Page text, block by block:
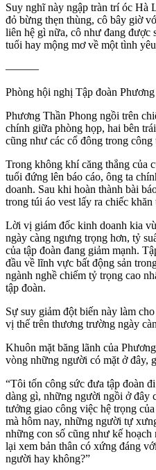
Suy nghĩ này ngập tràn trí óc Hà
đỏ bừng thẹn thùng, cô bây giờ
liên hệ gì nữa, cô như đang được
tuổi hay mộng mơ về một tình
———
Phòng hội nghị Tập đoàn
Phương Thần Phong ngồi trên
chính giữa phòng họp, hai bên
cũng như các cổ đông trong công
Trong không khí căng thẳng của
tuổi đứng lên báo cáo, ông ta
doanh. Sau khi hoàn thành bài
trong túi áo vest lấy ra chiếc
Lời vị giám đốc kinh doanh kia
ngày càng ngưng trọng hơn, tỷ
của tập đoàn đang giảm mạnh.
đầu về lĩnh vực bất động sản
ngành nghề chiếm tỷ trọng cao
tập đoàn.
Sự suy giảm đột biến này làm
vị thế trên thương trường ngày
Khuôn mặt băng lãnh của
vòng những người có mặt ở đây,
“Tôi tốn công sức đưa tập đoàn
dàng gì, những người ngồi ở đây
tưởng giao công việc hệ trọng
mà hôm nay, những người tự
những con số cũng như kế
lại xem bản thân có xứng đáng
người hay không?”